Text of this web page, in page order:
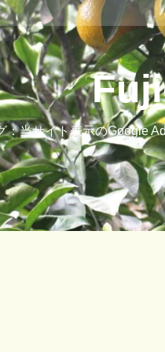
：当サイト表示のGoogle